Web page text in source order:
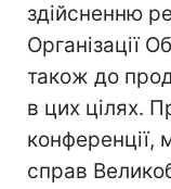
здійсненню
Організації
також до
в цих цілях.
конференції,
справ